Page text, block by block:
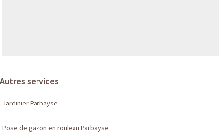
Autres services
Jardinier Parbayse
Pose de gazon en rouleau Parbayse